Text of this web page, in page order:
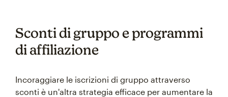
Sconti di gruppo e programmi
di affiliazione
Incoraggiare le iscrizioni di gruppo attraverso
sconti è un'altra strategia efficace per aumentare la